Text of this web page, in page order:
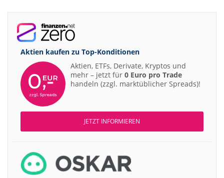
Aktien kaufen zu Top-Konditionen
Aktien, ETFs, Derivate, Kryptos und
mehr – jetzt für 0 Euro pro Trade
handeln (zzgl. marktüblicher Spreads)!
JETZT INFORMIEREN